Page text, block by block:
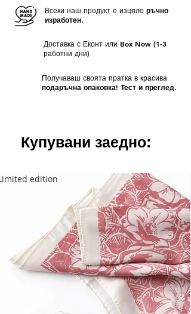
Всеки наш продукт е изцяло ръчно
изработен.
Доставка с Еконт или Box Now (1-3
работни дни)
Получаваш своята пратка в красива
подаръчна опаковка! Тест и преглед.
Купувани заедно:
edition